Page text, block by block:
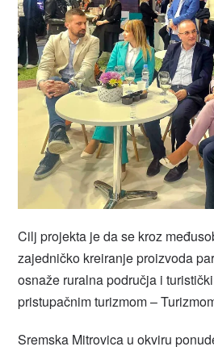
Cilj projekta je da se kroz
zajedničko kreiranje proizvoda
osnaže ruralna područja i
pristupačnim turizmom –
Sremska Mitrovica u okviru